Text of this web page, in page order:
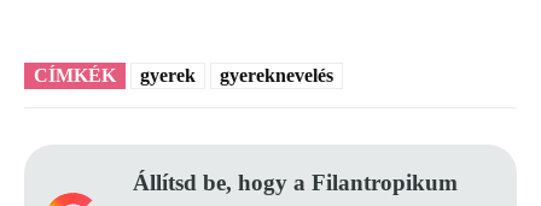
CÍMKÉK gyerek gyereknevelés
Állítsd be, hogy a Filantropikum